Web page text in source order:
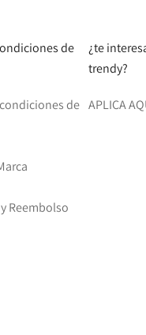
de
de
Reembolso
¿te
trendy?
APLICA